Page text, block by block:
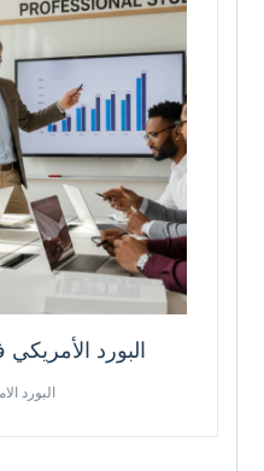
البورد الأمريكي
البورد